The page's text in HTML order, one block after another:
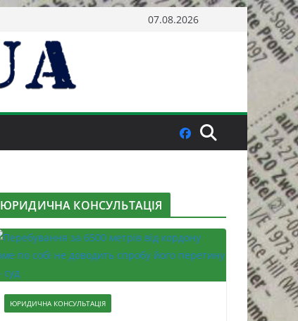
07.08.2026
ЮРИДИЧНА КОНСУЛЬТАЦІЯ
ЮРИДИЧНА КОНСУЛЬТАЦІЯ